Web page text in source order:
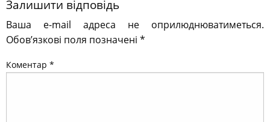
Коментар*